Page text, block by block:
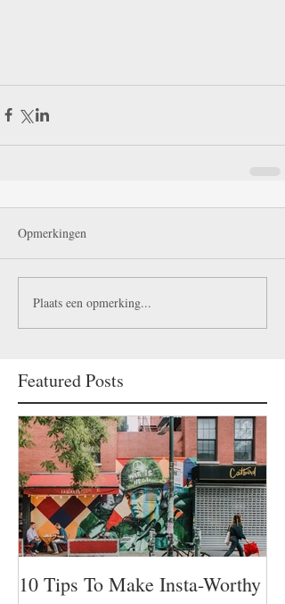
Opmerkingen
Plaats een opmerking...
Featured Posts
10 Tips To Make Insta-Worthy